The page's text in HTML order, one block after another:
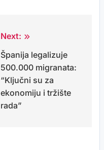
Next:
Španija legalizuje
500.000 migranata:
“Ključni su za
ekonomiju i tržište
rada”